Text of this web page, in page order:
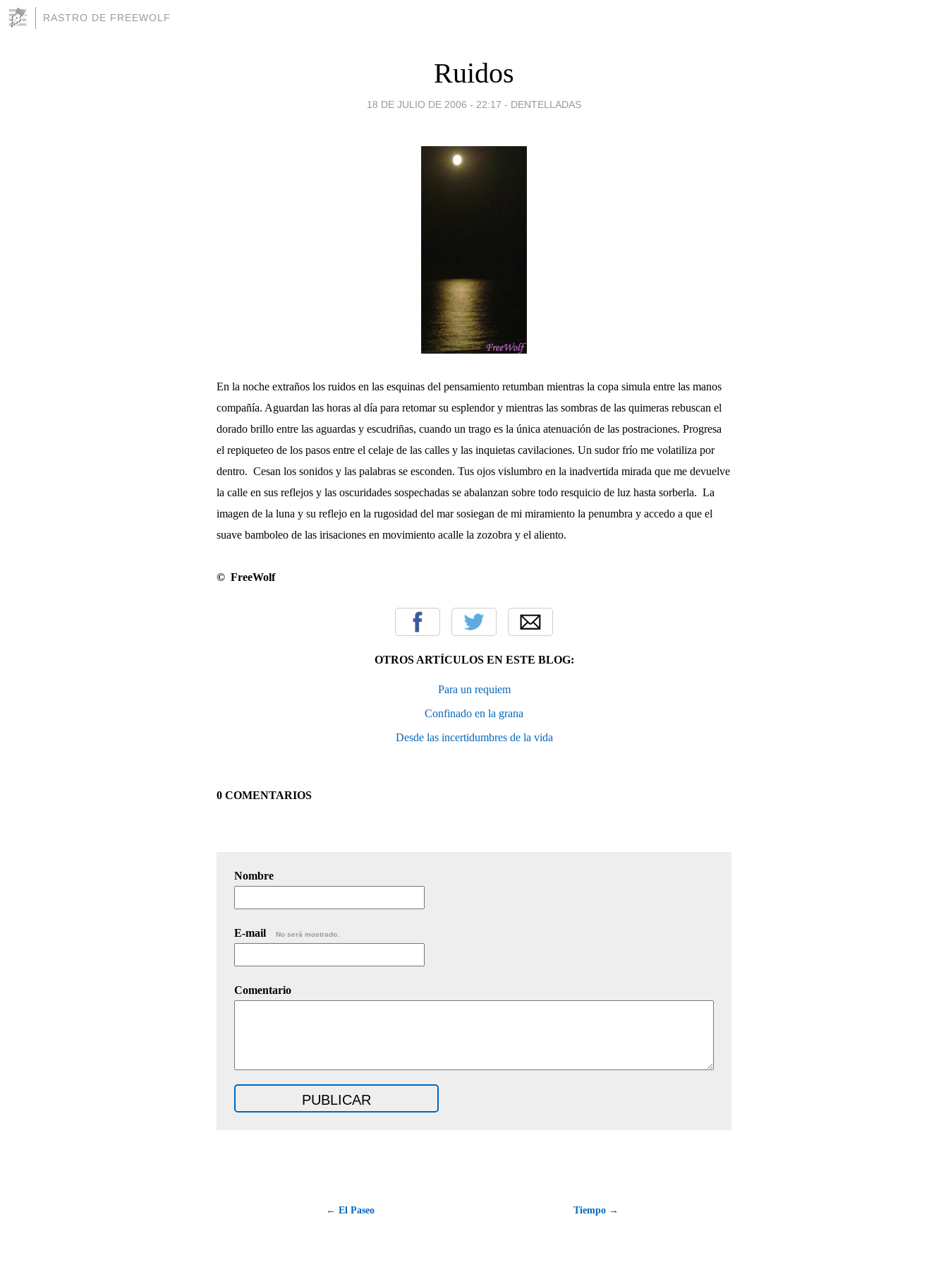
RASTRO DE FREEWOLF
Ruidos
18 DE JULIO DE 2006 - 22:17 - DENTELLADAS
En la noche extraños los ruidos en las esquinas del pensamiento retumban mientras la copa simula entre las manos
compañía. Aguardan las horas al día para retomar su esplendor y mientras las sombras de las quimeras rebuscan el
dorado brillo entre las aguardas y escudriñas, cuando un trago es la única atenuación de las postraciones. Progresa
el repiqueteo de los pasos entre el celaje de las calles y las inquietas cavilaciones. Un sudor frío me volatiliza por
dentro. Cesan los sonidos y las palabras se esconden. Tus ojos vislumbro en la inadvertida mirada que me devuelve
la calle en sus reflejos y las oscuridades sospechadas se abalanzan sobre todo resquicio de luz hasta sorberla. La
imagen de la luna y su reflejo en la rugosidad del mar sosiegan de mi miramiento la penumbra y accedo a que el
suave bamboleo de las irisaciones en movimiento acalle la zozobra y el aliento.
© FreeWolf
OTROS ARTÍCULOS EN ESTE BLOG:
Para un requiem
Confinado en la grana
Desde las incertidumbres de la vida
0 COMENTARIOS
Nombre
E-mail No será mostrado.
Comentario
← El Paseo Tiempo →